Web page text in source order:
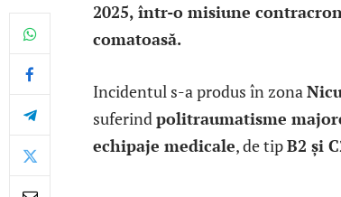
2025, într-o misiune
comatoasă.
Incidentul s-a produs în zona
suferind politraumatisme
echipaje medicale, de tipB2 și